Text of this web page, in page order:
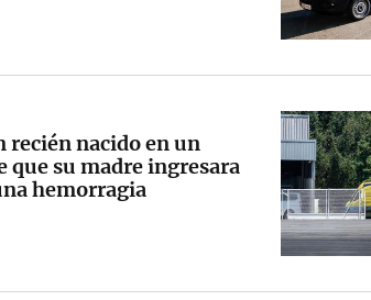
recién nacido en un
que su madre ingresara
hemorragia